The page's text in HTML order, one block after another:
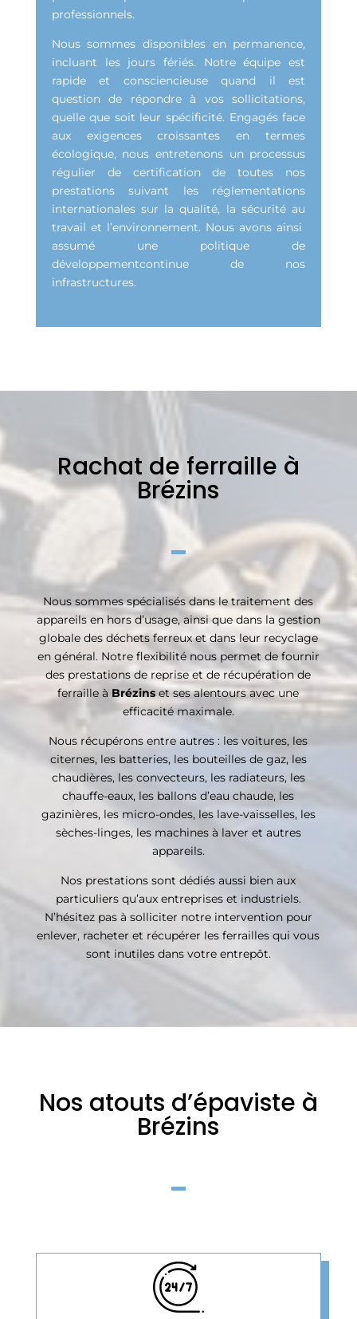
professionnels.
Nous sommes disponibles en permanence,
incluant les jours fériés. Notre équipe est
rapide et consciencieuse quand il est
question de répondre à vos sollicitations,
quelle que soit leur spécificité. Engagés face
aux exigences croissantes en termes
écologique, nous entretenons un processus
régulier de certification de toutes nos
prestations suivant les réglementations
internationales sur la qualité, la sécurité au
travail et l’environnement. Nous avons ainsi
assumé une politique de
développementcontinue de nos
infrastructures.
Rachat de ferraille à
Brézins
Nous sommes spécialisés dans le traitement des
appareils en hors d’usage, ainsi que dans la gestion
globale des déchets ferreux et dans leur recyclage
en général. Notre flexibilité nous permet de fournir
des prestations de reprise et de récupération de
ferraille à Brézinset ses alentours avec une
efficacité maximale.
Nous récupérons entre autres : les voitures, les
citernes, les batteries, les bouteilles de gaz, les
chaudières, les convecteurs, les radiateurs, les
chauffe-eaux, les ballons d’eau chaude, les
gazinières, les micro-ondes, les lave-vaisselles, les
sèches-linges, les machines à laver et autres
appareils.
Nos prestations sont dédiés aussi bien aux
particuliers qu’aux entreprises et industriels.
N’hésitez pas à solliciter notre intervention pour
enlever, racheter et récupérer les ferrailles qui vous
sont inutiles dans votre entrepôt.
Nos atouts d’épaviste à
Brézins